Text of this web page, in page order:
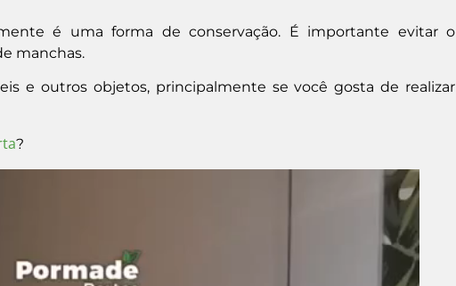
é uma forma de conservação. É importante evitar o
manchas.
e outros objetos, principalmente se você gosta de realizar
?